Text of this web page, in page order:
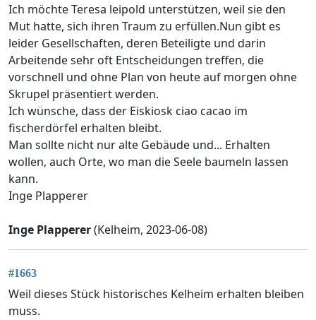
Ich möchte Teresa leipold unterstützen, weil sie den
Mut hatte, sich ihren Traum zu erfüllen.Nun gibt es
leider Gesellschaften, deren Beteiligte und darin
Arbeitende sehr oft Entscheidungen treffen, die
vorschnell und ohne Plan von heute auf morgen ohne
Skrupel präsentiert werden.
Ich wünsche, dass der Eiskiosk ciao cacao im
fischerdörfel erhalten bleibt.
Man sollte nicht nur alte Gebäude und... Erhalten
wollen, auch Orte, wo man die Seele baumeln lassen
kann.
Inge Plapperer
Inge Plapperer(Kelheim, 2023-06-08)
#1663
Weil dieses Stück historisches Kelheim erhalten bleiben
muss.